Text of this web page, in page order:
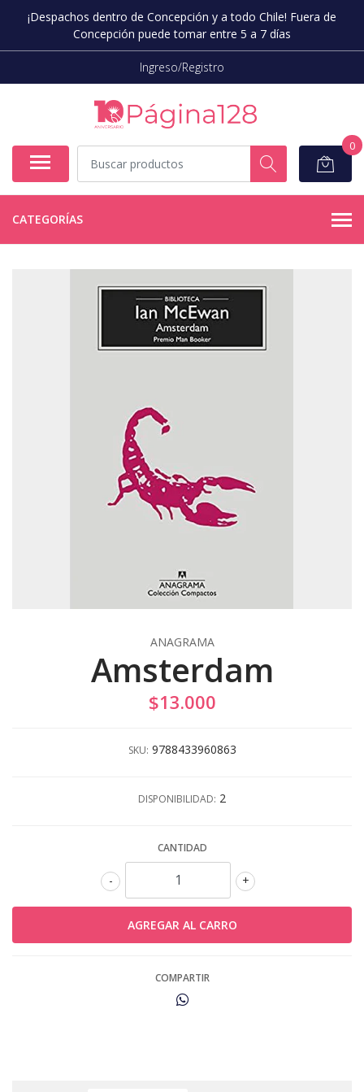
¡Despachos dentro de Concepción y a todo Chile! Fuera de
Concepción puede tomar entre 5 a 7 días
Ingreso/Registro
0
CATEGORÍAS
ANAGRAMA
Amsterdam
$13.000
SKU: 9788433960863
DISPONIBILIDAD: 2
CANTIDAD
+
-
COMPARTIR